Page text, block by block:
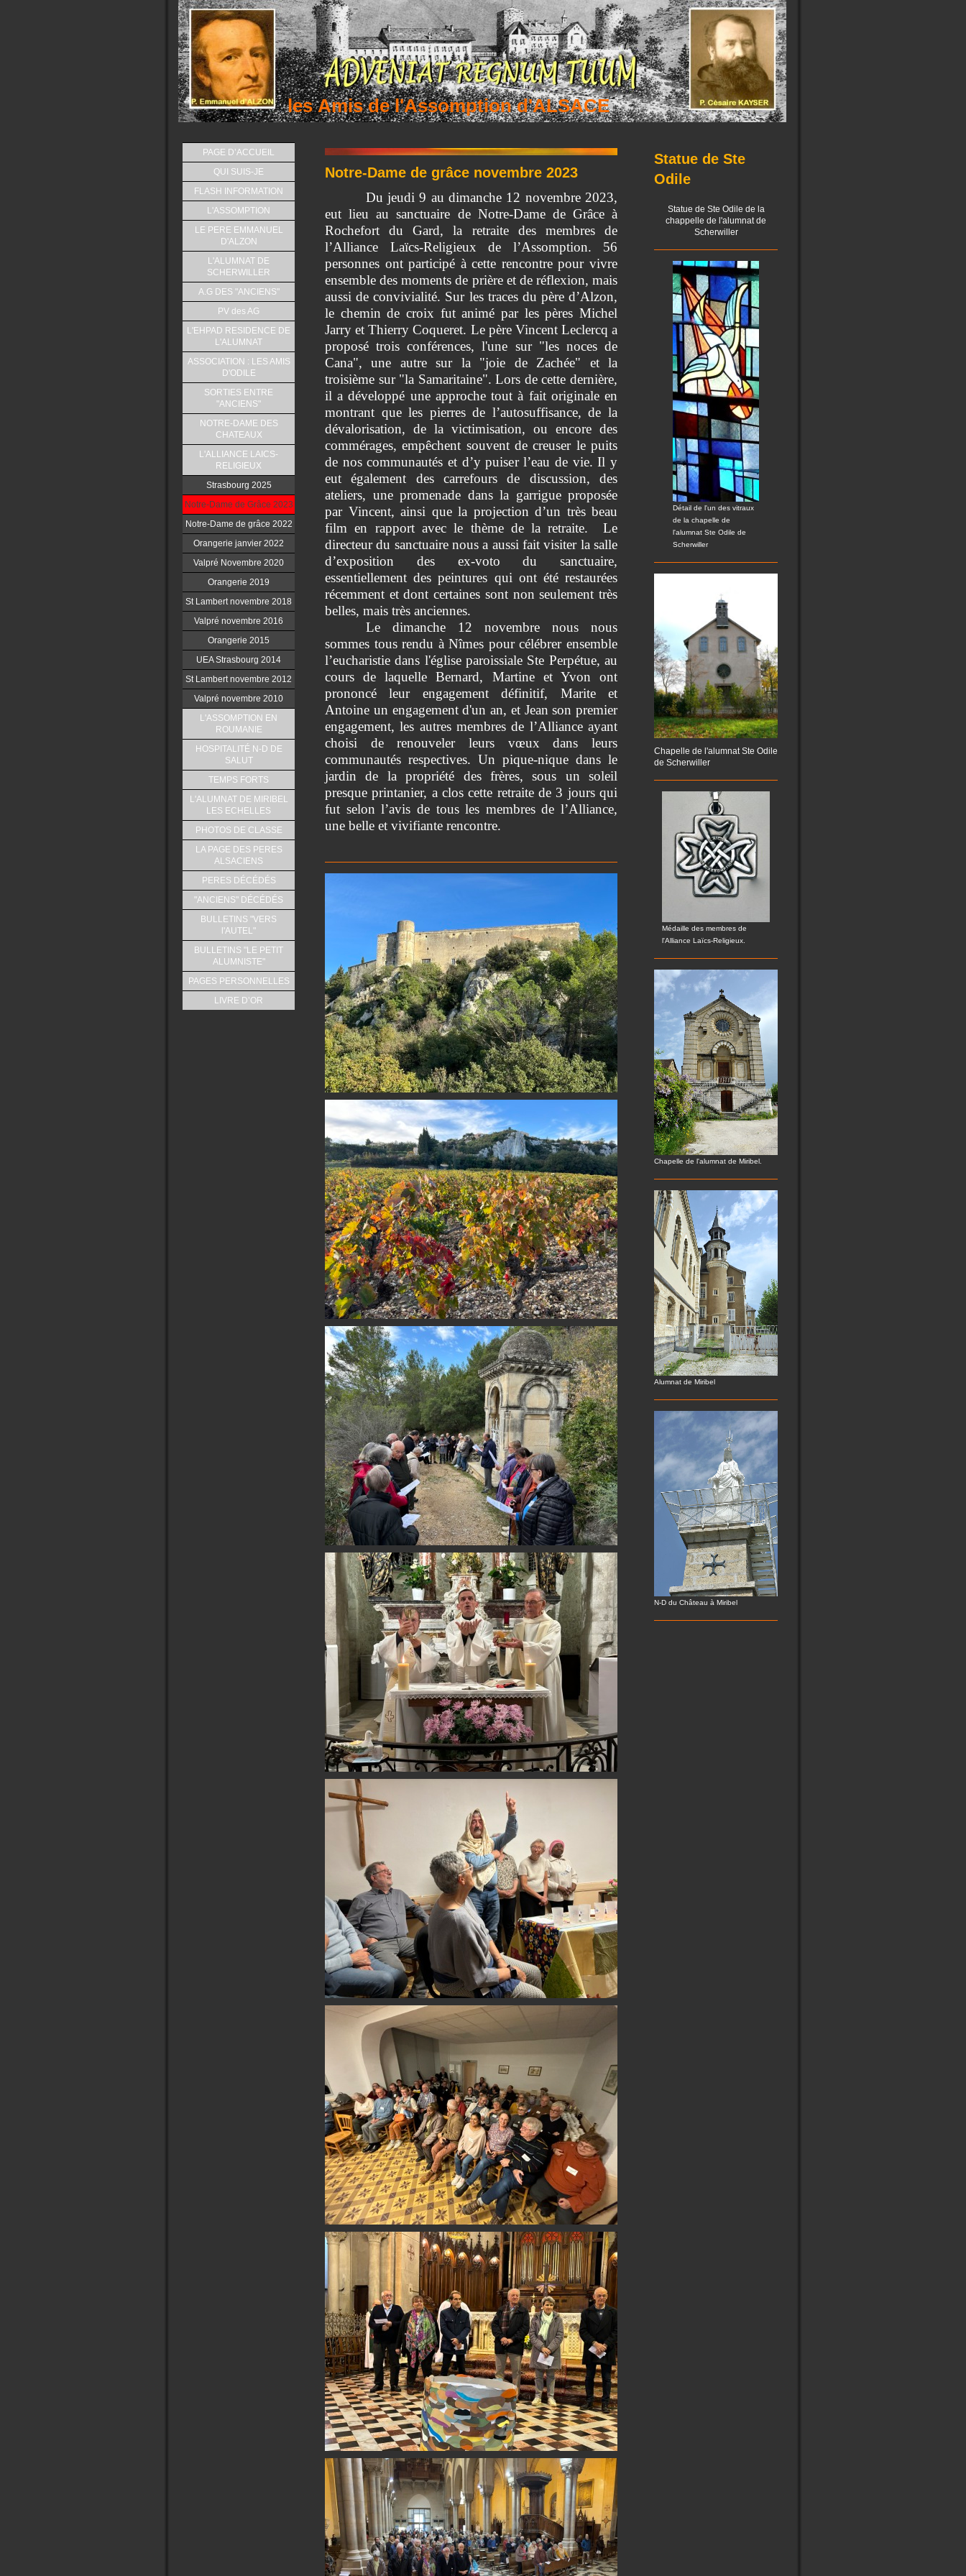
les Amis de l'Assomption d'ALSACE
PAGE D’ACCUEIL
QUI SUIS-JE
FLASH INFORMATION
L'ASSOMPTION
LE PERE EMMANUEL
D'ALZON
L'ALUMNAT DE
SCHERWILLER
A.G DES "ANCIENS"
PV des AG
L'EHPAD RESIDENCE DE
L'ALUMNAT
ASSOCIATION : LES AMIS
D'ODILE
SORTIES ENTRE
"ANCIENS"
NOTRE-DAME DES
CHATEAUX
L'ALLIANCE LAICS-
RELIGIEUX
Strasbourg 2025
Notre-Dame de Grâce 2023
Notre-Dame de grâce 2022
Orangerie janvier 2022
Valpré Novembre 2020
Orangerie 2019
St Lambert novembre 2018
Valpré novembre 2016
Orangerie 2015
UEA Strasbourg 2014
St Lambert novembre 2012
Valpré novembre 2010
L'ASSOMPTION EN
ROUMANIE
HOSPITALITÉ N-D DE
SALUT
TEMPS FORTS
L'ALUMNAT DE MIRIBEL
LES ECHELLES
PHOTOS DE CLASSE
LA PAGE DES PERES
ALSACIENS
PERES DÉCÉDÉS
"ANCIENS" DÉCÉDÉS
BULLETINS "VERS
l'AUTEL"
BULLETINS "LE PETIT
ALUMNISTE"
PAGES PERSONNELLES
LIVRE D’OR
Notre-Dame de grâce novembre 2023
Du jeudi 9 au dimanche 12 novembre 2023,
eut lieu au sanctuaire de Notre-Dame de Grâce à
Rochefort du Gard, la retraite des membres de
l’Alliance Laïcs-Religieux de l’Assomption. 56
personnes ont participé à cette rencontre pour vivre
ensemble des moments de prière et de réflexion, mais
aussi de convivialité. Sur les traces du père d’Alzon,
le chemin de croix fut animé par les pères Michel
Jarry et Thierry Coqueret. Le père Vincent Leclercq a
proposé trois conférences, l'une sur "les noces de
Cana", une autre sur la "joie de Zachée" et la
troisième sur "la Samaritaine". Lors de cette dernière,
il a développé une approche tout à fait originale en
montrant que les pierres de l’autosuffisance, de la
dévalorisation, de la victimisation, ou encore des
commérages, empêchent souvent de creuser le puits
de nos communautés et d’y puiser l’eau de vie. Il y
eut également des carrefours de discussion, des
ateliers, une promenade dans la garrigue proposée
par Vincent, ainsi que la projection d’un très beau
film en rapport avec le thème de la retraite. Le
directeur du sanctuaire nous a aussi fait visiter la salle
d’exposition des ex-voto du sanctuaire,
essentiellement des peintures qui ont été restaurées
récemment et dont certaines sont non seulement très
belles, mais très anciennes.
Le dimanche 12 novembre nous nous
sommes tous rendu à Nîmes pour célébrer ensemble
l’eucharistie dans l'église paroissiale Ste Perpétue, au
cours de laquelle Bernard, Martine et Yvon ont
prononcé leur engagement définitif, Marite et
Antoine un engagement d'un an, et Jean son premier
engagement, les autres membres de l’Alliance ayant
choisi de renouveler leurs vœux dans leurs
communautés respectives. Un pique-nique dans le
jardin de la propriété des frères, sous un soleil
presque printanier, a clos cette retraite de 3 jours qui
fut selon l’avis de tous les membres de l’Alliance,
une belle et vivifiante rencontre.
Statue de Ste
Odile
Statue de Ste Odile de la
chappelle de l'alumnat de
Scherwiller
Détail de l'un des vitraux
de la chapelle de
l'alumnat Ste Odile de
Scherwiller
Chapelle de l'alumnat Ste Odile
de Scherwiller
Médaille des membres de
l'Alliance Laïcs-Religieux.
Chapelle de l'alumnat de Miribel.
Alumnat de Miribel
N-D du Château à Miribel